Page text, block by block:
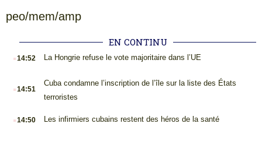
peo/mem/amp
EN CONTINU
.14:52 La Hongrie refuse le vote majoritaire dans l’UE
.14:51
Cuba condamne l’inscription de l’île sur la liste des États
terroristes
.14:50 Les infirmiers cubains restent des héros de la santé